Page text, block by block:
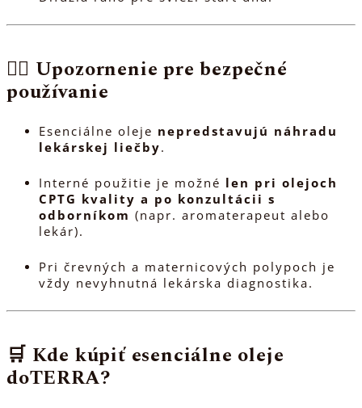
👩‍⚕️ Upozornenie pre bezpečné
používanie
Esenciálne oleje nepredstavujú náhradu
lekárskej liečby.
Interné použitie je možné len pri olejoch
CPTG kvality a po konzultácii s
odborníkom (napr. aromaterapeut alebo
lekár).
Pri črevných a maternicových polypoch je
vždy nevyhnutná lekárska diagnostika.
🛒 Kde kúpiť esenciálne oleje
doTERRA?